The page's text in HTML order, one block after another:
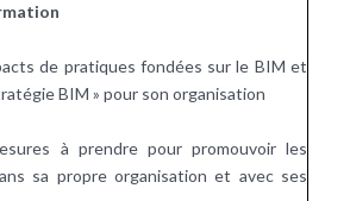
de pratiques fondées sur le BIM et
BIM » pour son organisation
à prendre pour promouvoir les
sa propre organisation et avec ses